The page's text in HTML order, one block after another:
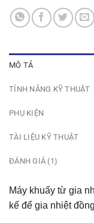
MÔ TẢ
TÍNH NĂNG KỸ THUẬT
PHỤ KIỆN
TÀI LIỆU KỸ THUẬT
ĐÁNH GIÁ (1)
Máy khuấy từ gia
kế để gia nhiệt